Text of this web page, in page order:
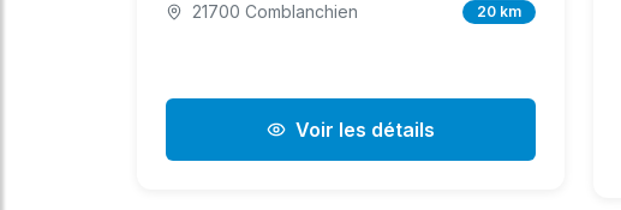
21700 Comblanchien 20 km
Voir les détails